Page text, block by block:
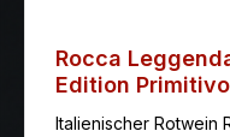
Rocca
Edition Primitivo
Italienischer Rotwein